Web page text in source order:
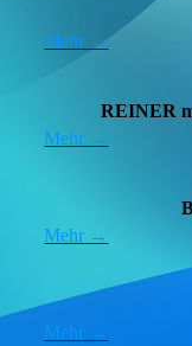
Mehr →
REINER
Mehr →
Mehr →
Mehr →